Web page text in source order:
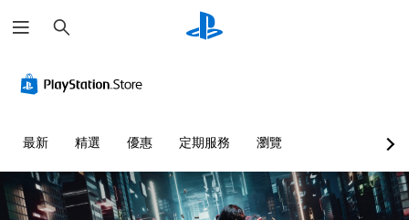
尋
最新 精選 優惠 定期服務 瀏覽